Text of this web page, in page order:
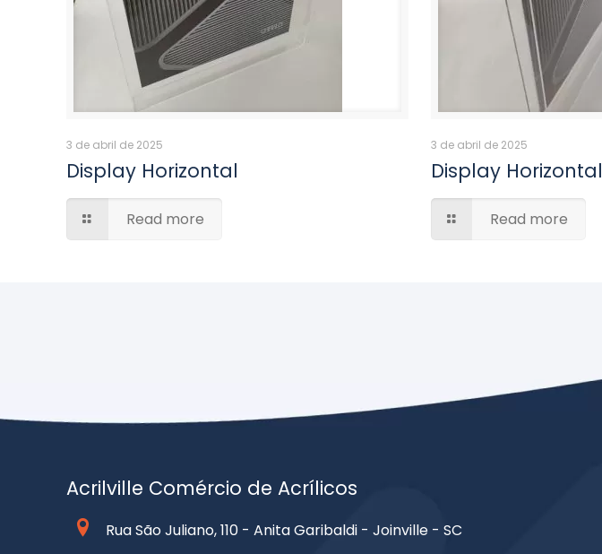
3 de abril de 2025
Display Horizontal
Read more
3 de abril de 2025
Display Horizontal
Read more
Acrilville Comércio de Acrílicos
Rua São Juliano, 110 - Anita Garibaldi - Joinville - SC